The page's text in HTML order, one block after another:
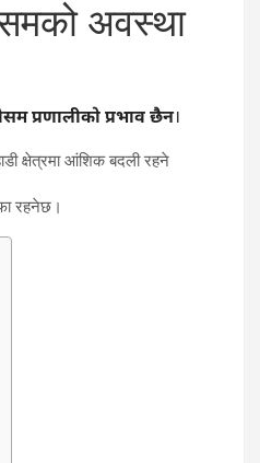
अवस्था
प्रणालीको प्रभाव छैन।
क्षेत्रमा आंशिक बदली रहने
रहनेछ।